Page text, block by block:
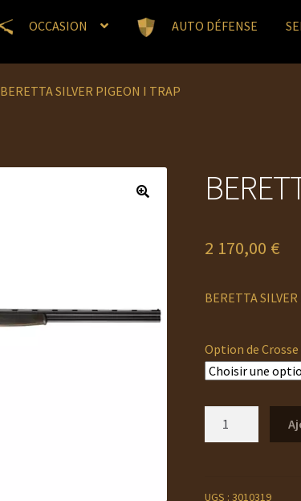
OCCASION AUTO DÉFENSE
BERETTA SILVER PIGEON I TRAP
2 170,00 €
BERETTA
Option de Crosse
PIGEON
UGS : 3010319